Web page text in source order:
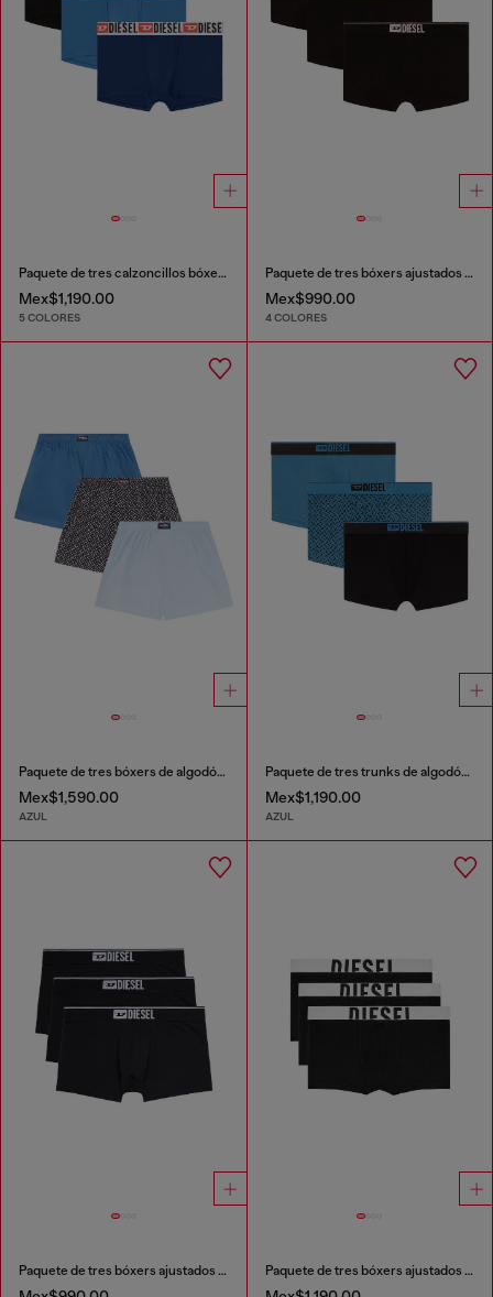
Paquete de tres calzoncillos bóxer con logotipo en la cintura
Mex$1,190.00
5 COLORES
Paquete de tres bóxers ajustados lisos
Mex$990.00
4 COLORES
Paquete de tres bóxers de algodón lisos y con estampado all-over DSL
Mex$1,590.00
AZUL
Paquete de tres trunks de algodón stretch con monogram
Mex$1,190.00
AZUL
Paquete de tres bóxers ajustados lisos Paquete de tres bóxers ajustados de algodón elástico